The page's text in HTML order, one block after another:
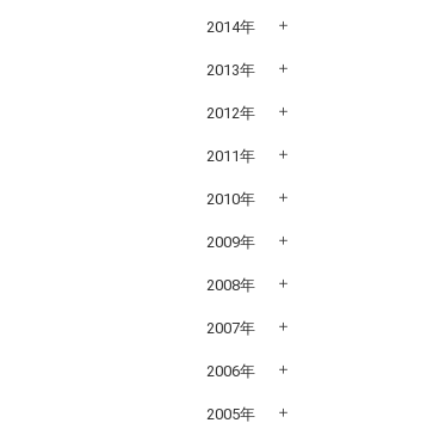
2014年
2013年
2012年
2011年
2010年
2009年
2008年
2007年
2006年
2005年